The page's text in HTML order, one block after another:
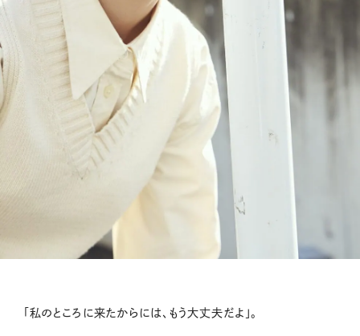
「私のところに来たからには、もう大丈夫だよ」。